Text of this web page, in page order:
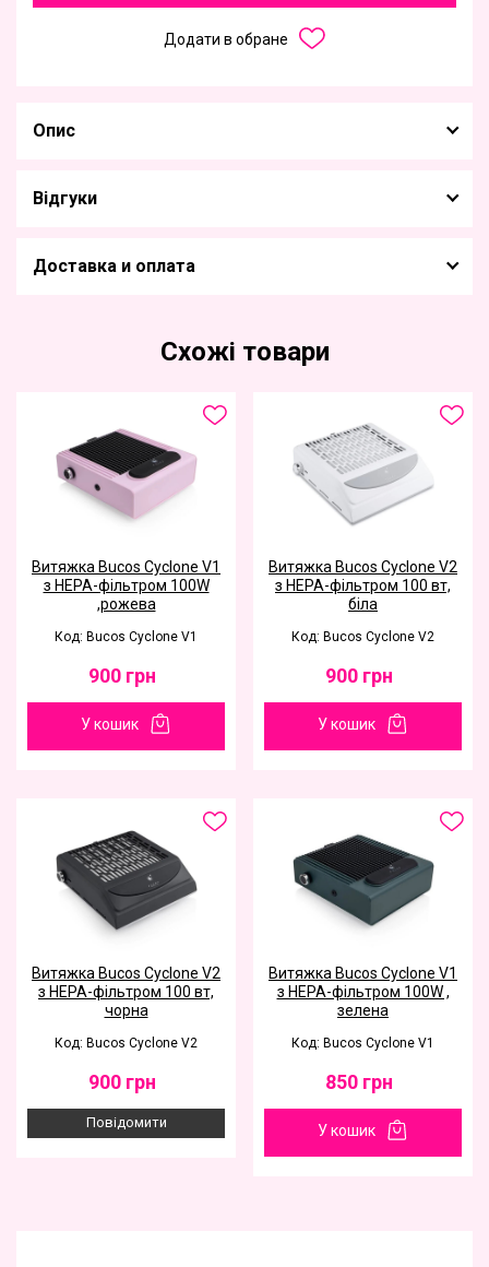
Додати в обране
Опис
Відгуки
Доставка и оплата
Схожі товари
Витяжка Bucos Cyclone V1
з НЕРА-фільтром 100W
,рожева
Код: Bucos Cyclone V1
900 грн
У кошик
Витяжка Bucos Cyclone V2
з НЕРА-фільтром 100 вт,
біла
Код: Bucos Cyclone V2
900 грн
У кошик
Витяжка Bucos Cyclone V2
з НЕРА-фільтром 100 вт,
чорна
Код: Bucos Cyclone V2
900 грн
Повідомити
Витяжка Bucos Cyclone V1
з НЕРА-фільтром 100W ,
зелена
Код: Bucos Cyclone V1
850 грн
У кошик